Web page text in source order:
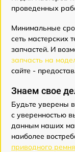
проведенных
Минимальные
сеть мастерских
запчастей. И
запчасть на
сайте -
Знаем свое
Будьте уверены
с уверенностью
данным наших
наиболее
приводного ремня